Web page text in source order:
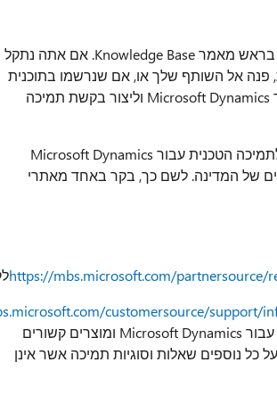
תיקון חם נתמך זמין מ-Microsoft. ישנו סעיף "הורדת תיקון חם זמינה" בראש מאמר Knowledge Base. אם אתה נתקל
פנה אל השותף שלך או, אם שנרשמו בתוכנית
תמיכה ישירות ב- Microsoft, באפשרותך לפנות לתמיכה הטכנית עבור Microsoft Dynamics וליצור בקשת תמיכה
תוכל גם לפנות לתמיכה הטכנית עבור Microsoft Dynamics
של המדינה. לשם כך, בקר באחד מאתרי
https://mbs.microsoft.com/
customersource/support/
מיוחדים, שהצגת עבור שיחות עשויים לבטל אם מומחה תמיכה טכנית עבור Microsoft Dynamics ומוצרים קשורים
כל נוספים שאלות וסוגיות תמיכה אשר אינן